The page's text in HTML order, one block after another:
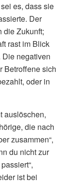
es, dass sie
Der
die Zukunft;
rast im Blick
negativen
Betroffene sich
oder in
auslöschen,
die nach
zusammen“,
du nicht zur
ist bei